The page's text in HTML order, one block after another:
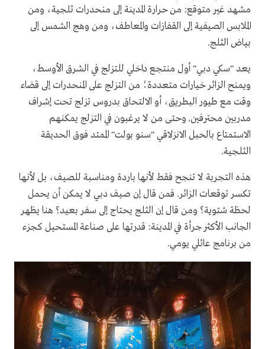
مشهد غير متوقع: من حرارة المدينة إلى منحدرات ثلجية، ومن
الملابس الصيفية إلى القفازات والمعاطف، ومن وهج الشمس إلى
بياض الثلج.
يعد "سكي دبي" أول منتجع داخلي للتزلج في الشرق الأوسط،
ويمنح الزائر خيارات متعددة؛ من التزلج على المنحدرات إلى قضاء
وقت مع طيور البطريق، أو الالتحاق بدروس تزلج تحت إشراف
مدربين محترفين. وحتى من لا يرغبون في التزلج يمكنهم
الاستمتاع بالحبل الانزلاقي "سنو بولت" الممتد فوق الحديقة
الثلجية.
هذه التجربة لا تنجح فقط لأنها باردة ومناسبة للصيف، بل لأنها
تكسر توقعات الزائر. فمن قال إن صيف دبي لا يمكن أن يحمل
لحظة شتوية؟ ومن قال إن الثلج يحتاج إلى سفر بعيد؟ هنا يظهر
الجانب الأكثر جرأة في المدينة: قدرتها على صناعة المستحيل كجزء
من برنامج عائلي يومي.